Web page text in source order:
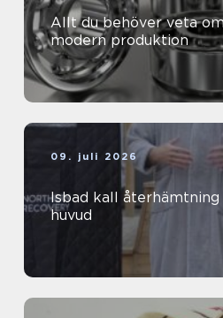
Allt du behöver veta
modern produktion
09. juli 2026
Isbad kall återhämtning för kropp och
huvud